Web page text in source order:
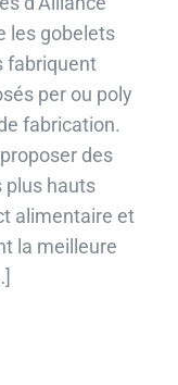
les gobelets
fabriquent
per ou poly
fabrication.
des
plus hauts
alimentaire et
la meilleure